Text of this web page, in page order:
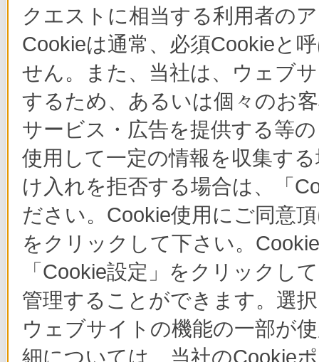
クエストに相当する利用者の
Cookieは通常、必須Cookieと
せん。また、当社は、ウェブ
するため、あるいは個々のお
サービス・広告を提供する等
使用して一定の情報を収集す
け入れを拒否する場合は、「
ださい。Cookie使用にご同意
をクリックして下さい。
「Cookie設定」をクリックし
管理することができます。選
ウェブサイトの機能の一部が
細については、当社のCookie